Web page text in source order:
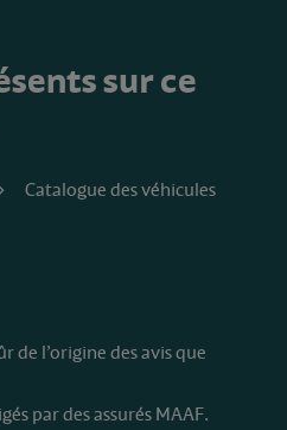
sur ce
Catalogue des véhicules
de l’origine des avis que
par des assurés MAAF.